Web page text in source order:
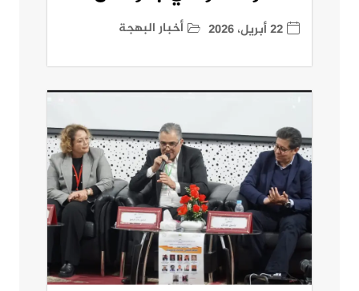
22 أبريل، 2026 أخبار البهجة